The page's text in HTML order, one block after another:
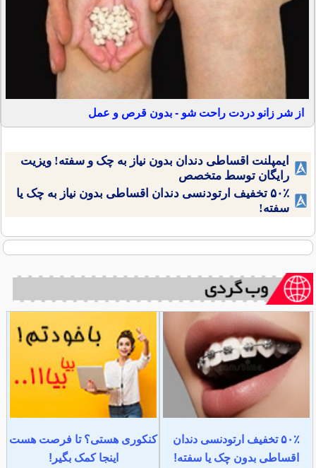
از شر زانو دردت راحت شو - بدون قرص و عمل
ایمپلنت اقساطی دندان بدون نیاز به چک و سفته! ویزیت
رایگان توسط متخصص
۵۰٪ تخفیف ارتودنسی دندان اقساطی بدون نیاز به چک یا
سفته!
۵۰٪ تخفیف ارتودنسی دندان
اقساطی بدون چک یا سفته!
کنکوری هستی؟ تا فرصت هست
اینجا کمک بگیر!